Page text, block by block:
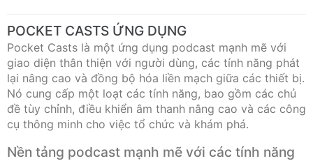
POCKET CASTS ỨNG DỤNG
Pocket Casts là một ứng dụng podcast mạnh mẽ với
giao diện thân thiện với người dùng, các tính năng phát
lại nâng cao và đồng bộ hóa liền mạch giữa các thiết bị.
Nó cung cấp một loạt các tính năng, bao gồm các chủ
đề tùy chỉnh, điều khiển âm thanh nâng cao và các công
cụ thông minh cho việc tổ chức và khám phá.
Nền tảng podcast mạnh mẽ với các tính năng